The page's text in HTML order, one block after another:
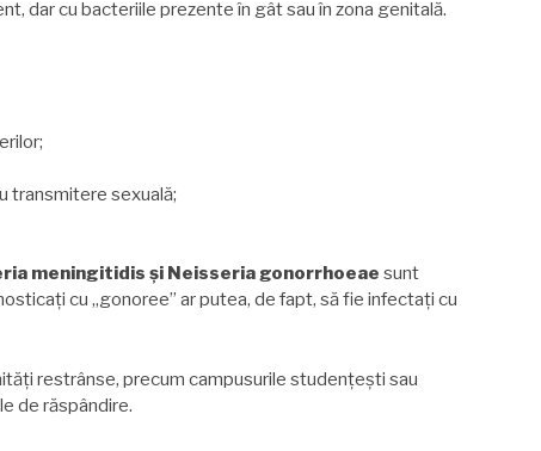
dar cu bacteriile prezente în gât sau în zona genitală.
transmitere sexuală;
meningitidis și Neisseria gonorrhoeae sunt
cu „gonoree” ar putea, de fapt, să fie infectați cu
restrânse, precum campusurile studențești sau
de răspândire.